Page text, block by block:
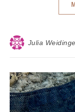
Julia